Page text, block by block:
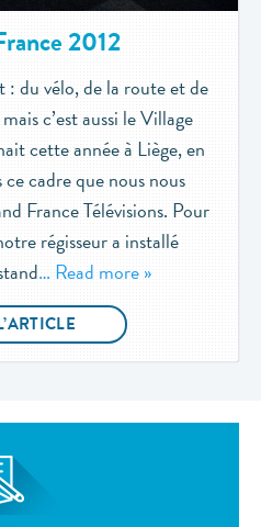
2012
: du vélo, de la route et de
c’est aussi le Village
cette année à Liège, en
cadre que nous nous
France Télévisions. Pour
régisseur a installé
… Read more »